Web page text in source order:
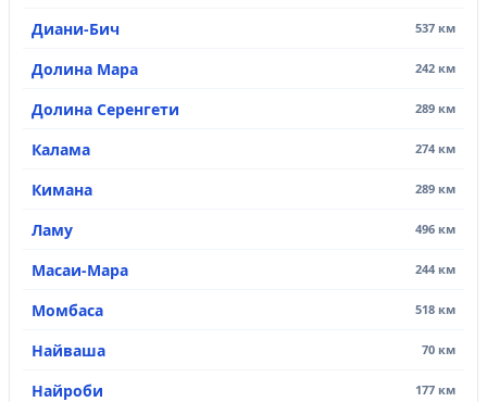
Диани-Бич 537 км
Долина Мара 242 км
Долина Серенгети 289 км
Калама 274 км
Кимана 289 км
Ламу 496 км
Масаи-Мара 244 км
Момбаса 518 км
Найваша 70 км
Найроби 177 км